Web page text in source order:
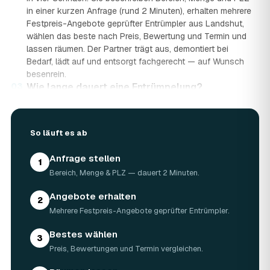
in einer kurzen Anfrage (rund 2 Minuten), erhalten mehrere
Festpreis-Angebote geprüfter Entrümpler aus Landshut,
wählen das beste nach Preis, Bewertung und Termin und
lassen räumen. Der Partner trägt aus, demontiert bei
Bedarf, lädt auf und entsorgt fachgerecht — auf Wunsch
besenrein.
Wie lange dauert eine Entrümpelung?
eine komplette Wohnung oder ein Haus in Landshut kann
schon innerhalb weniger Tage, bei akuten Fällen wie einer
Messie-Wohnung auch kurzfristig.
Welche Gegenstände werden bei der
Entrümpelung entsorgt?
Mitgenommen wird praktisch der gesamte Hausrat: Möbel,
sowie Keller- und Dachbodengerümpel. Sondermüll und
Gefahrstoffe werden gesondert behandelt. Alles geht
So läuft es ab
1 Anfrage stellen
Bereich, Menge & PLZ — dauert 2 Minuten.
2 Angebote erhalten
Mehrere Festpreis-Angebote geprüfter Entrümpler.
3 Bestes wählen
Preis, Bewertungen und Termin vergleichen.